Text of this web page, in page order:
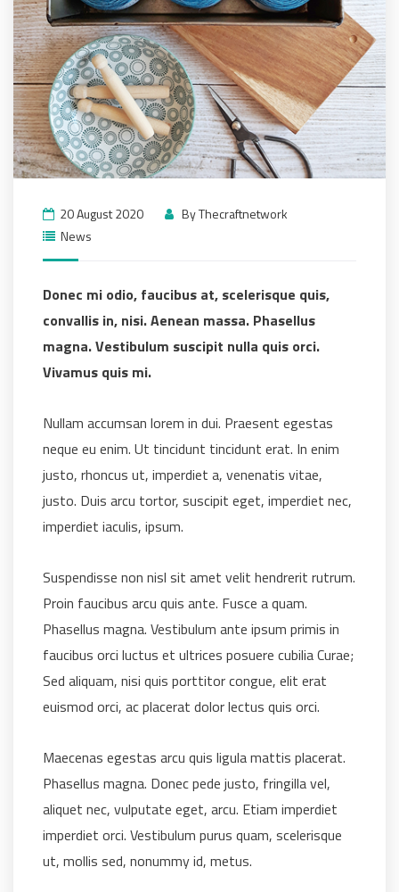
20 August 2020 ByThecraftnetwork
News
Donec mi odio, faucibus at, scelerisque quis,
convallis in, nisi. Aenean massa. Phasellus
magna. Vestibulum suscipit nulla quis orci.
Vivamus quis mi.
Nullam accumsan lorem in dui. Praesent egestas
neque eu enim. Ut tincidunt tincidunt erat. In enim
justo, rhoncus ut, imperdiet a, venenatis vitae,
justo. Duis arcu tortor, suscipit eget, imperdiet nec,
imperdiet iaculis, ipsum.
Suspendisse non nisl sit amet velit hendrerit rutrum.
Proin faucibus arcu quis ante. Fusce a quam.
Phasellus magna. Vestibulum ante ipsum primis in
faucibus orci luctus et ultrices posuere cubilia Curae;
Sed aliquam, nisi quis porttitor congue, elit erat
euismod orci, ac placerat dolor lectus quis orci.
Maecenas egestas arcu quis ligula mattis placerat.
Phasellus magna. Donec pede justo, fringilla vel,
aliquet nec, vulputate eget, arcu. Etiam imperdiet
imperdiet orci. Vestibulum purus quam, scelerisque
ut, mollis sed, nonummy id, metus.